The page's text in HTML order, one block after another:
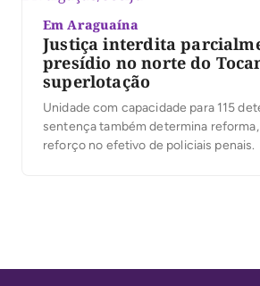
Em Araguaína
Justiça interdita
presídio no norte do
superlotação
Unidade com capacidade para 115
sentença também determina reforma,
reforço no efetivo de policiais penais.